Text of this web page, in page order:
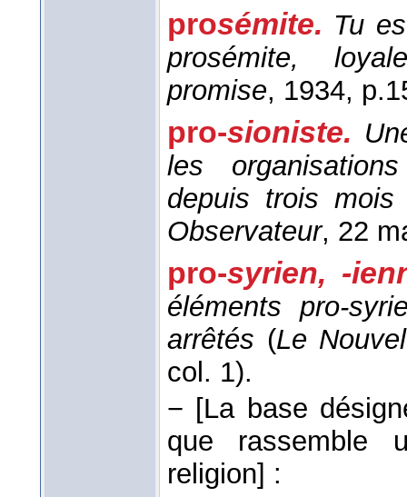
prosémite. Tu
prosémite,
promise, 1934,
pro-sioniste.
les
depuis trois
Observateur, 22
pro-syrien, -
éléments pro-
arrêtés (Le
col. 1).
− [La base
que rassemble
religion] :